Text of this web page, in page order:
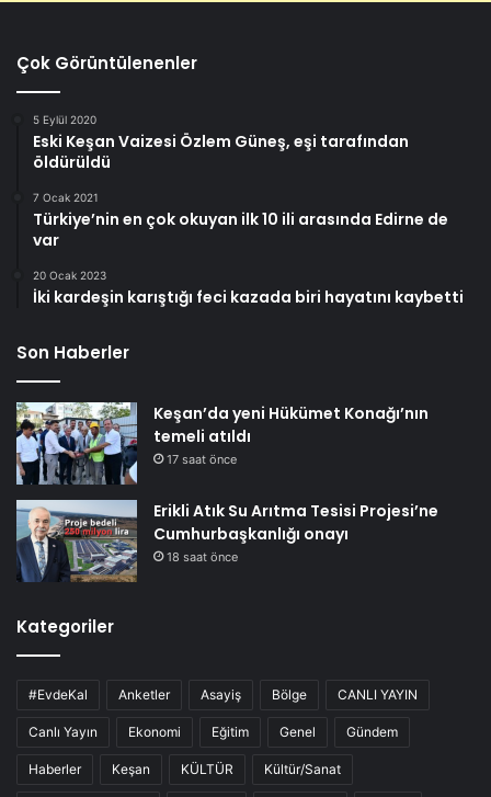
Çok Görüntülenenler
5 Eylül 2020
Eski Keşan Vaizesi Özlem Güneş, eşi tarafından
öldürüldü
7 Ocak 2021
Türkiye’nin en çok okuyan ilk 10 ili arasında Edirne de
var
20 Ocak 2023
İki kardeşin karıştığı feci kazada biri hayatını kaybetti
Son Haberler
Keşan’da yeni Hükümet Konağı’nın
temeli atıldı
17 saat önce
Erikli Atık Su Arıtma Tesisi Projesi’ne
Cumhurbaşkanlığı onayı
18 saat önce
Kategoriler
#EvdeKal Anketler Asayiş Bölge CANLI YAYIN
Canlı Yayın Ekonomi Eğitim Genel Gündem
Haberler Keşan KÜLTÜR Kültür/Sanat